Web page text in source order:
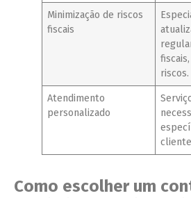
Minimização de riscos
fiscais
riscos.
Atendimento
personalizado
Como escolher um